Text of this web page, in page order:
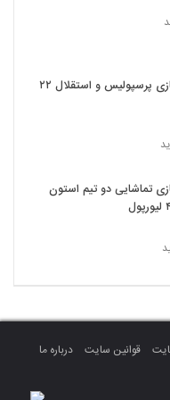
خلاصه بازی پرسپولیس و استقلال ۲۲
تماشایی دو تیم استون
قوانین سایت
درباره ما